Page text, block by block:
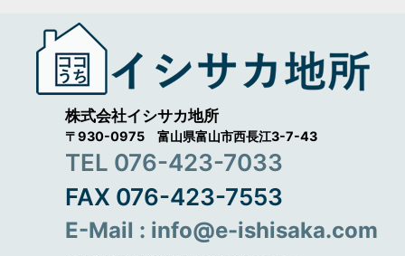
株式会社イシサカ地所
〒930-0975 富山県富山市西長江3-7-43
TEL 076-423-7033
FAX 076-423-7553
E-Mail : info@e-ishisaka.com